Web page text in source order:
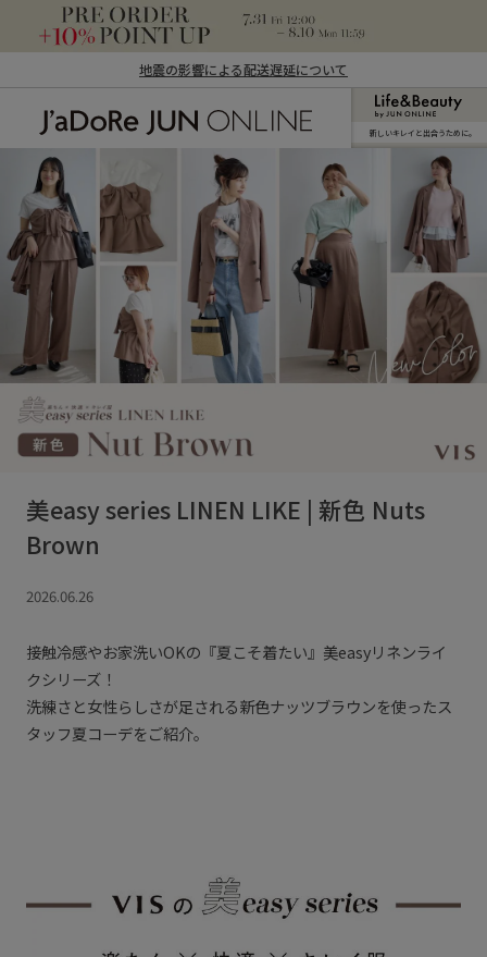
地震の影響による配送遅延について
J'aDoRe JUN ONLINE（ジャドール ジュ
ン オンライン）
新しいキレイと出合うために。
美easy series LINEN LIKE | 新色 Nuts
Brown
2026.06.26
接触冷感やお家洗いOKの『夏こそ着たい』美easyリネンライ
クシリーズ！
洗練さと女性らしさが足される新色ナッツブラウンを使ったス
タッフ夏コーデをご紹介。